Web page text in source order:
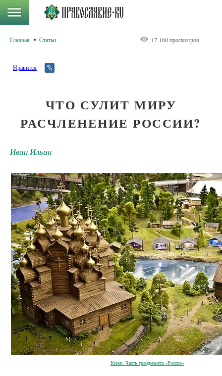
Главная Статьи 17 160 просмотров
Нравится
ЧТО СУЛИТ МИРУ
РАСЧЛЕНЕНИЕ РОССИИ?
Иван Ильин
Кижи. Часть грандмакета «Россия»